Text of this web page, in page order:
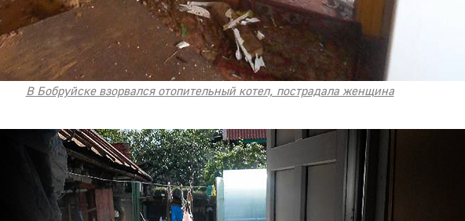
В Бобруйске взорвался отопительный котел, пострадала женщина